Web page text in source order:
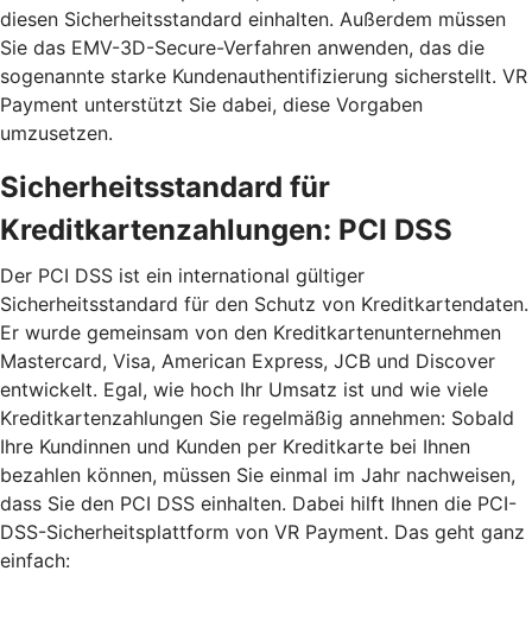
diesen Sicherheitsstandard einhalten. Außerdem müssen
Sie das EMV-3D-Secure-Verfahren anwenden, das die
sogenannte starke Kundenauthentifizierung sicherstellt. VR
Payment unterstützt Sie dabei, diese Vorgaben
umzusetzen.
Sicherheitsstandard für
Kreditkartenzahlungen: PCI DSS
Der PCI DSS ist ein international gültiger
Sicherheitsstandard für den Schutz von Kreditkartendaten.
Er wurde gemeinsam von den Kreditkartenunternehmen
Mastercard, Visa, American Express, JCB und Discover
entwickelt. Egal, wie hoch Ihr Umsatz ist und wie viele
Kreditkartenzahlungen Sie regelmäßig annehmen: Sobald
Ihre Kundinnen und Kunden per Kreditkarte bei Ihnen
bezahlen können, müssen Sie einmal im Jahr nachweisen,
dass Sie den PCI DSS einhalten. Dabei hilft Ihnen die PCI-
DSS-Sicherheitsplattform von VR Payment. Das geht ganz
einfach: